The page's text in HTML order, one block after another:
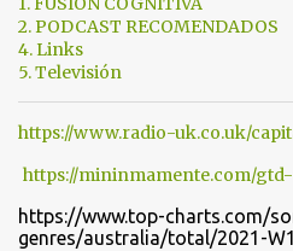
a
r
o
2. PODCAST RECOMENDADOS
4. Links
5. Televisión
https://www.radio-uk.co.uk/
https://mininmamente.com/
https://www.top-charts.com/
genres/australia/total/2021-